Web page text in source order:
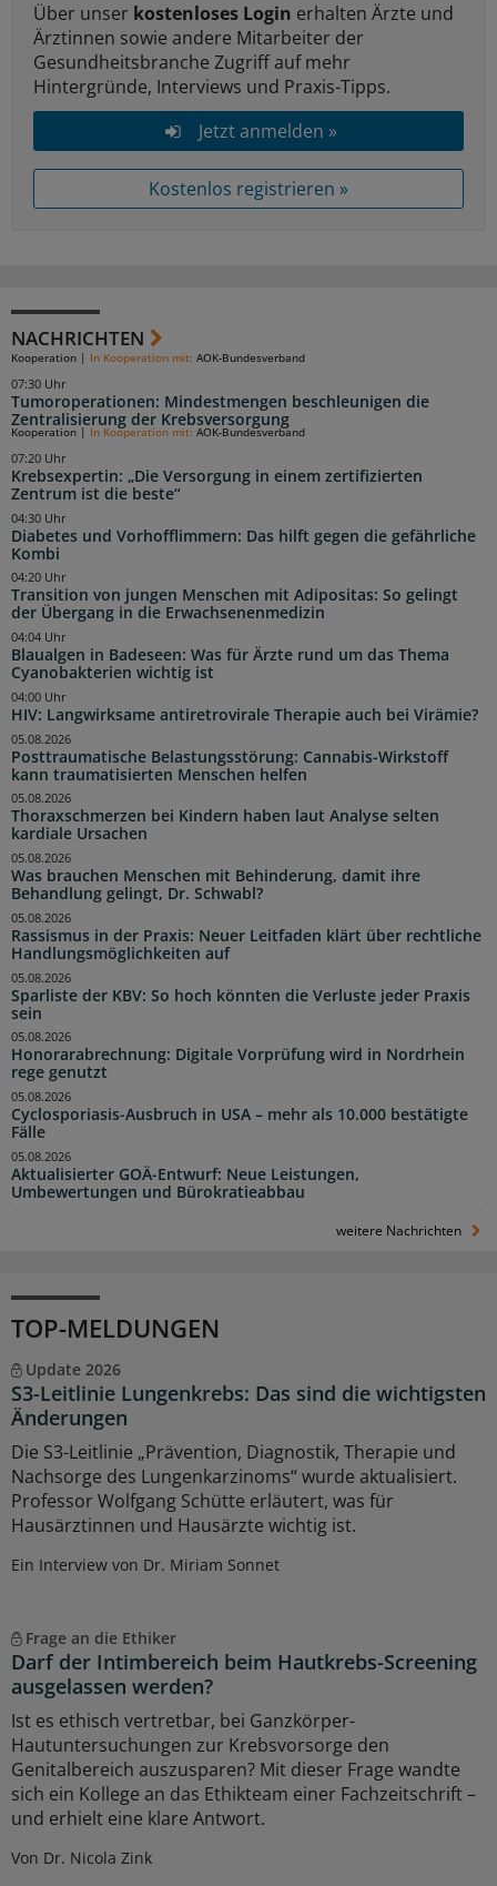
Über unser kostenloses Login erhalten Ärzte und
Ärztinnen sowie andere Mitarbeiter der
Gesundheitsbranche Zugriff auf mehr
Hintergründe, Interviews und Praxis-Tipps.
Jetzt anmelden »
Kostenlos registrieren »
NACHRICHTEN
Tumoroperationen: Mindestmengen beschleunigen die
Zentralisierung der Krebsversorgung
Kooperation In Kooperation mit: AOK-Bundesverband
07:30 Uhr
Krebsexpertin: „Die Versorgung in einem zertifizierten
Zentrum ist die beste“
Kooperation | In Kooperation mit: AOK-Bundesverband
07:20 Uhr
Diabetes und Vorhofflimmern: Das hilft gegen die gefährliche
Kombi
04:30 Uhr
Transition von jungen Menschen mit Adipositas: So gelingt
der Übergang in die Erwachsenenmedizin
04:20 Uhr
Blaualgen in Badeseen: Was für Ärzte rund um das Thema
Cyanobakterien wichtig ist
04:04 Uhr
HIV: Langwirksame antiretrovirale Therapie auch bei Virämie?
04:00 Uhr
Posttraumatische Belastungsstörung: Cannabis-Wirkstoff
kann traumatisierten Menschen helfen
05.08.2026
Thoraxschmerzen bei Kindern haben laut Analyse selten
kardiale Ursachen
05.08.2026
Was brauchen Menschen mit Behinderung, damit ihre
Behandlung gelingt, Dr. Schwabl?
05.08.2026
Rassismus in der Praxis: Neuer Leitfaden klärt über rechtliche
Handlungsmöglichkeiten auf
05.08.2026
Sparliste der KBV: So hoch könnten die Verluste jeder Praxis
sein
05.08.2026
Honorarabrechnung: Digitale Vorprüfung wird in Nordrhein
rege genutzt
05.08.2026
Cyclosporiasis-Ausbruch in USA – mehr als 10.000 bestätigte
Fälle
05.08.2026
Aktualisierter GOÄ-Entwurf: Neue Leistungen,
Umbewertungen und Bürokratieabbau
05.08.2026
weitere Nachrichten
TOP-MELDUNGEN
Update 2026
S3-Leitlinie Lungenkrebs: Das sind die wichtigsten
Änderungen
Die S3-Leitlinie „Prävention, Diagnostik, Therapie und
Nachsorge des Lungenkarzinoms“ wurde aktualisiert.
Professor Wolfgang Schütte erläutert, was für
Hausärztinnen und Hausärzte wichtig ist.
Ein Interview von Dr. Miriam Sonnet
Frage an die Ethiker
Darf der Intimbereich beim Hautkrebs-Screening
ausgelassen werden?
Ist es ethisch vertretbar, bei Ganzkörper-
Hautuntersuchungen zur Krebsvorsorge den
Genitalbereich auszusparen? Mit dieser Frage wandte
sich ein Kollege an das Ethikteam einer Fachzeitschrift –
und erhielt eine klare Antwort.
Von Dr. Nicola Zink